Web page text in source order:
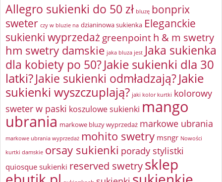
Allegro sukienki do 50 zł bluzę bonprix
sweter czy w bluzie na dzianinowa sukienka Eleganckie
sukienki wyprzedaż greenpointh & m swetry
hm swetry damskie jaka bluza jest Jaka sukienka
dla kobiety po 50?Jakie sukienki dla 30
latki?Jakie sukienki odmładzają?Jakie
sukienki wyszczuplają? jaki kolor kurtki kolorowy
sweter w paski koszulowe sukienki mango
ubrania markowe bluzy wyprzedaż markowe ubrania
markowe ubrania wyprzedaż mohito swetry msngr Nowości
kurtki damskie orsay sukienki porady stylistki
quiosque sukienki reserved swetrysklep